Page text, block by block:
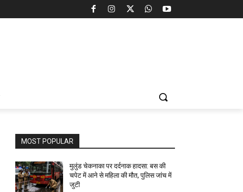
MOST POPULAR
मुलुंड चेकनाका पर दर्दनाक हादसा: बस की
चपेट में आने से महिला की मौत, पुलिस जांच में
जुटी